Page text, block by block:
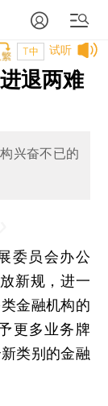
试听
T中
退两难
兴奋不已的
委员会办公
新规，进一
金融机构的
更多业务牌
类别的金融